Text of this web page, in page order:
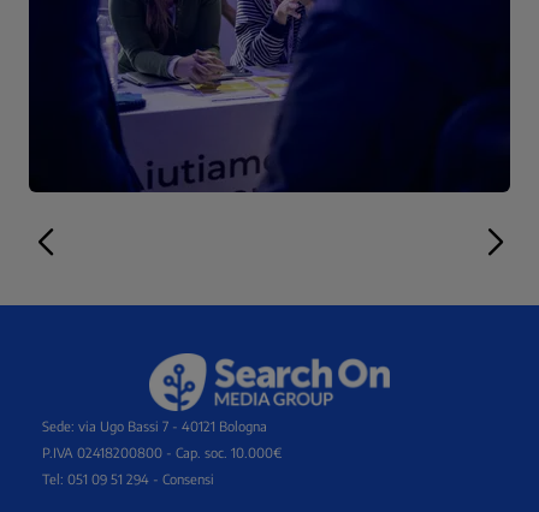
Sede: via Ugo Bassi 7 - 40121 Bologna
P.IVA 02418200800 - Cap. soc. 10.000€
Tel: 051 09 51 294 - Consensi